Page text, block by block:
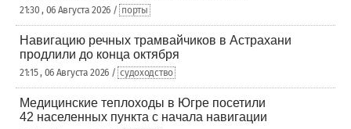
21:30 , 06 Августа 2026 / порты
Навигацию речных трамвайчиков в Астрахани
продлили до конца октября
21:15 , 06 Августа 2026 / судоходство
Медицинские теплоходы в Югре посетили
42 населенных пункта с начала навигации